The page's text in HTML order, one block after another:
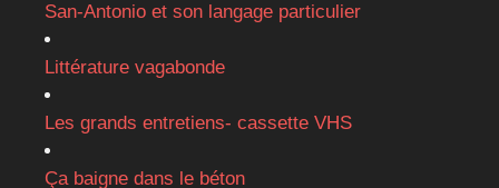
San-Antonio et son langage particulier
Littérature vagabonde
Les grands entretiens- cassette VHS
Ça baigne dans le béton